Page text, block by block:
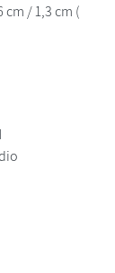
cm / 1,3 cm (